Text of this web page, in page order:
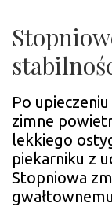
Po
zimne
lekkiego
piekarniku z
Stopniowa